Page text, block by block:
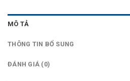
MÔ TẢ
THÔNG TIN BỔ SUNG
ĐÁNH GIÁ (0)